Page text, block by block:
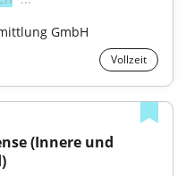
GmbH
Vollzeit
(Innere und